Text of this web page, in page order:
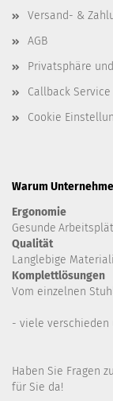
Versand- &
AGB
Privatsphäre
Callback Service
Cookie
Warum
Ergonomie
Gesunde
Qualität
Langlebige
Komplettlösungen
Vom einzelnen
- viele verschieden
Haben Sie Fragen
für Sie da!